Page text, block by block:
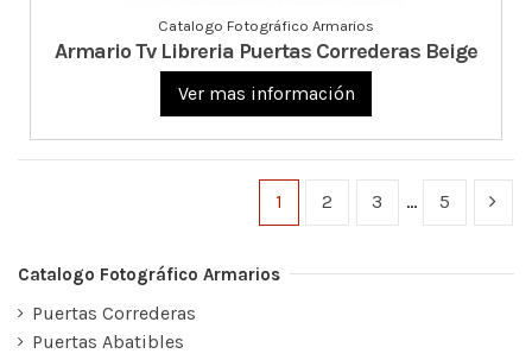
Catalogo Fotográfico Armarios
Armario Tv Libreria Puertas Correderas Beige
Ver mas información
1 2 3 … 5
Catalogo Fotográfico Armarios
Puertas Correderas
Puertas Abatibles